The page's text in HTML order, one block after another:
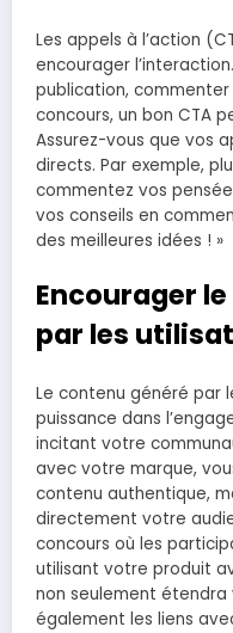
Les appels à l’action
encourager
publication,
concours, un bon CTA
Assurez-vous que vos
directs. Par exemple,
commentez vos
vos conseils en
des meilleures idées ! »
Encourager
par les
Le contenu généré par
puissance dans
incitant votre
avec votre marque,
contenu authentique,
directement votre
concours où les
utilisant votre produit
non seulement
également les liens